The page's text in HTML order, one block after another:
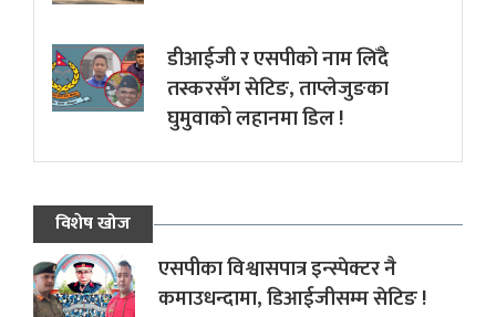
डीआईजी र एसपीको नाम लिँदै
तस्करसँग सेटिङ, ताप्लेजुङका
घुमुवाको लहानमा डिल !
विशेष खोज
एसपीका विश्वासपात्र इन्स्पेक्टर नै
कमाउधन्दामा, डिआईजीसम्म सेटिङ !